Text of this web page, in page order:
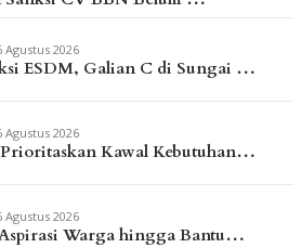
Agustus 2026
ESDM, Galian C di Sungai …
Agustus 2026
Kawal Kebutuhan…
Agustus 2026
Aspirasi Warga hingga Bantu…